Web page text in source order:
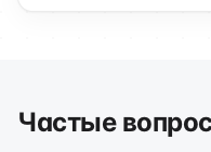
Частые